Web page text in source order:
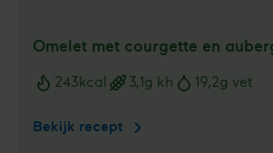
Omelet met courgette en
243kcal 3,1 g kh 19,2g vet
Bekijk recept Omelet